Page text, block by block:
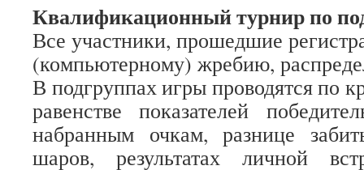
Квалификационный турнир по
Все участники, прошедшие
(компьютерному) жребию,
В подгруппах игры проводятся по
равенстве показателей
набранным очкам, разнице
шаров, результатах личной